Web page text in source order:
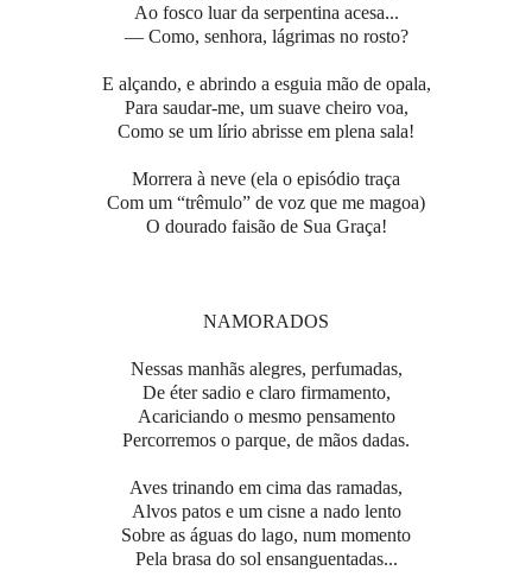
Ao fosco luar da serpentina acesa...
— Como, senhora, lágrimas no rosto?
E alçando, e abrindo a esguia mão de opala,
Para saudar-me, um suave cheiro voa,
Como se um lírio abrisse em plena sala!
Morrera à neve (ela o episódio traça
Com um “trêmulo” de voz que me magoa)
O dourado faisão de Sua Graça!
NAMORADOS
Nessas manhãs alegres, perfumadas,
De éter sadio e claro firmamento,
Acariciando o mesmo pensamento
Percorremos o parque, de mãos dadas.
Aves trinando em cima das ramadas,
Alvos patos e um cisne a nado lento
Sobre as águas do lago, num momento
Pela brasa do sol ensanguentadas...